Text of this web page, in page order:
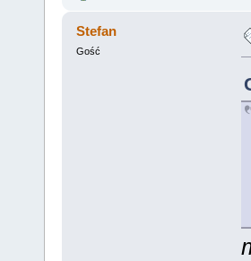
Stefan
Gość